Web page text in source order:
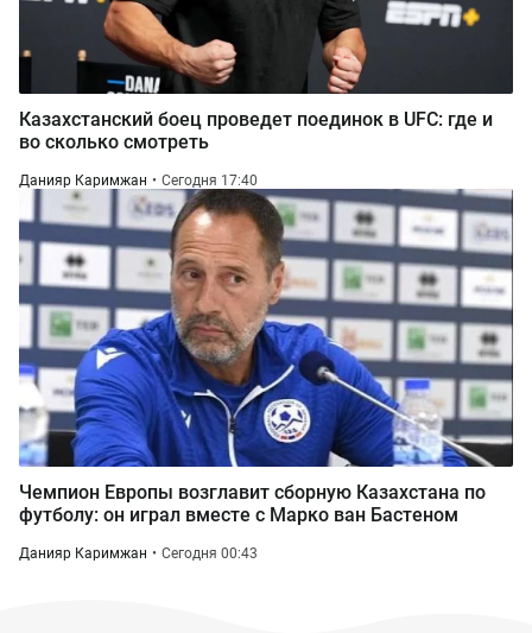
Казахстанский боец проведет поединок в UFC: где и
во сколько смотреть
Данияр Каримжан Сегодня 17:40
Чемпион Европы возглавит сборную Казахстана по
футболу: он играл вместе с Марко ван Бастеном
Данияр Каримжан Сегодня 00:43